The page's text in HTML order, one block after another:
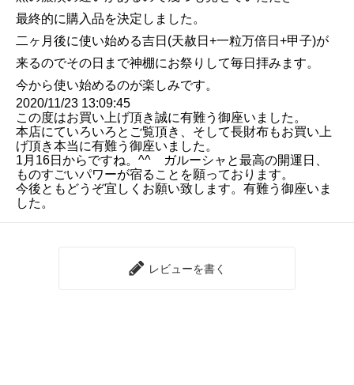
最終的に購入品を決定しました。
二ヶ月後に使い始める吉日(天赦日+一粒万倍日+甲子)が
来るのでその日まで神棚にお祭りして毎日拝みます。
今から使い始めるのが楽しみです。
2020/11/23 13:09:45
この度はお買い上げ頂き誠に有難う御座いました。
本店にていろいろとご覧頂き、そして長財布もお買い上
げ頂き本当に有難う御座いました。
1月16日からですね。^^ ガルーシャと最高の開運日、
ものすごいパワーが宿ることを願っております。
今後ともどうぞ宜しくお願い致します。有難う御座いま
した。
レビューを書く